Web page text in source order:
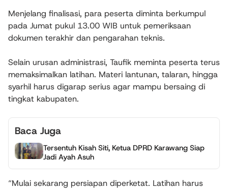
Menjelang finalisasi, para peserta diminta berkumpul
pada Jumat pukul 13.00 WIB untuk pemeriksaan
dokumen terakhir dan pengarahan teknis.
Selain urusan administrasi, Taufik meminta peserta terus
memaksimalkan latihan. Materi lantunan, talaran, hingga
syarhil harus digarap serius agar mampu bersaing di
tingkat kabupaten.
Baca Juga
Tersentuh Kisah Siti, Ketua DPRD Karawang Siap
Jadi Ayah Asuh
“Mulai sekarang persiapan diperketat. Latihan harus